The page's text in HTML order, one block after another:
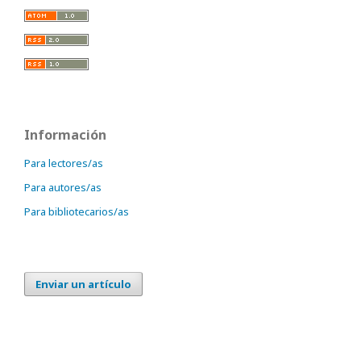
Información
Para lectores/as
Para autores/as
Para bibliotecarios/as
Enviar un artículo